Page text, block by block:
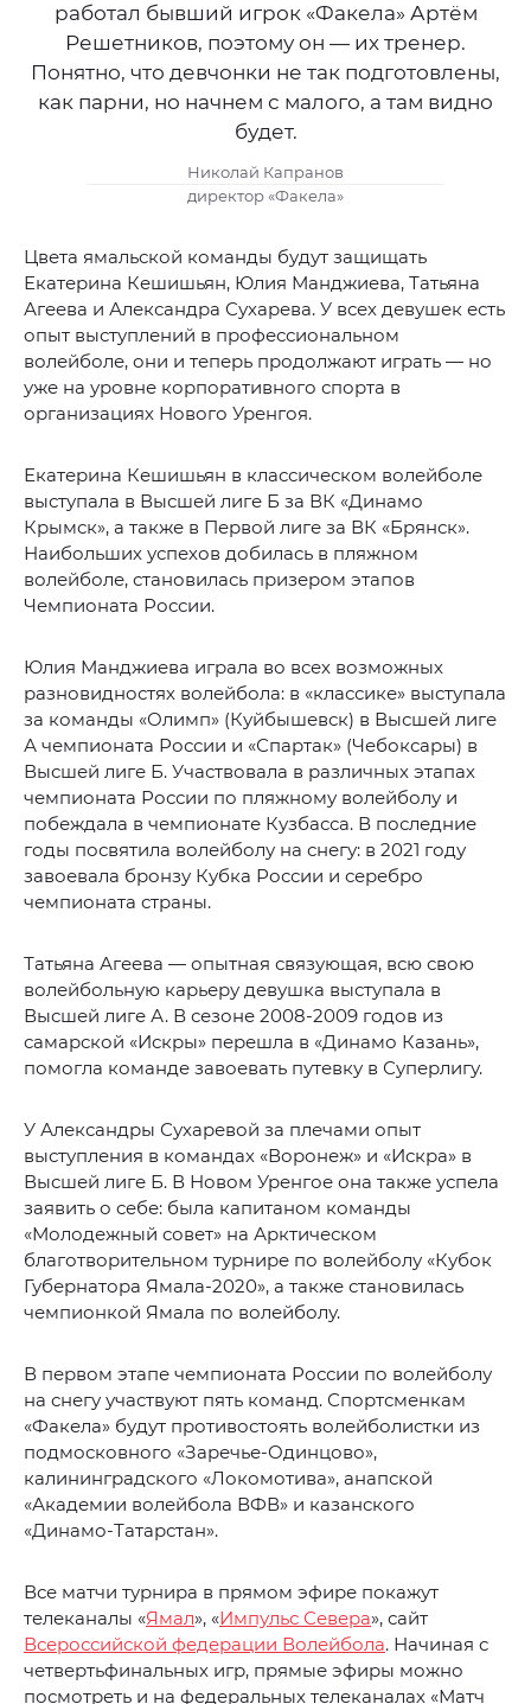
работал бывший игрок «Факела» Артём
Решетников, поэтому он — их тренер.
Понятно, что девчонки не так подготовлены,
как парни, но начнем с малого, а там видно
будет.
Николай Капранов
директор «Факела»
Цвета ямальской команды будут защищать
Екатерина Кешишьян, Юлия Манджиева, Татьяна
Агеева и Александра Сухарева. У всех девушек есть
опыт выступлений в профессиональном
волейболе, они и теперь продолжают играть — но
уже на уровне корпоративного спорта в
организациях Нового Уренгоя.
Екатерина Кешишьян в классическом волейболе
выступала в Высшей лиге Б за ВК «Динамо
Крымск», а также в Первой лиге за ВК «Брянск».
Наибольших успехов добилась в пляжном
волейболе, становилась призером этапов
Чемпионата России.
Юлия Манджиева играла во всех возможных
разновидностях волейбола: в «классике» выступала
за команды «Олимп» (Куйбышевск) в Высшей лиге
А чемпионата России и «Спартак» (Чебоксары) в
Высшей лиге Б. Участвовала в различных этапах
чемпионата России по пляжному волейболу и
побеждала в чемпионате Кузбасса. В последние
годы посвятила волейболу на снегу: в 2021 году
завоевала бронзу Кубка России и серебро
чемпионата страны.
Татьяна Агеева — опытная связующая, всю свою
волейбольную карьеру девушка выступала в
Высшей лиге А. В сезоне 2008-2009 годов из
самарской «Искры» перешла в «Динамо Казань»,
помогла команде завоевать путевку в Суперлигу.
У Александры Сухаревой за плечами опыт
выступления в командах «Воронеж» и «Искра» в
Высшей лиге Б. В Новом Уренгое она также успела
заявить о себе: была капитаном команды
«Молодежный совет» на Арктическом
благотворительном турнире по волейболу «Кубок
Губернатора Ямала-2020», а также становилась
чемпионкой Ямала по волейболу.
В первом этапе чемпионата России по волейболу
на снегу участвуют пять команд. Спортсменкам
«Факела» будут противостоять волейболистки из
подмосковного «Заречье-Одинцово»,
калининградского «Локомотива», анапской
«Академии волейбола ВФВ» и казанского
«Динамо-Татарстан».
Все матчи турнира в прямом эфире покажут
телеканалы «Ямал», «Импульс Севера», сайт
Всероссийской федерации Волейбола. Начиная с
четвертьфинальных игр, прямые эфиры можно
посмотреть и на федеральных телеканалах «Матч